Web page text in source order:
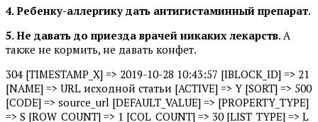
4. Ребенку-аллергику дать антигистаминный препарат.
5. Не давать до приезда врачей никаких лекарств. А
также не кормить, не давать конфет.
304 [TIMESTAMP_X] => 2019-10-28 10:43:57 [IBLOCK_ID] => 21
[NAME] => URL исходной статьи [ACTIVE] => Y [SORT] => 500
[CODE] => source_url [DEFAULT_VALUE] => [PROPERTY_TYPE]
=> S [ROW_COUNT] => 1 [COL_COUNT] => 30 [LIST_TYPE] => L